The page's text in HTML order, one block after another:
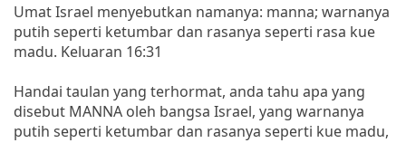
Umat Israel menyebutkan namanya: manna; warnanya
putih seperti ketumbar dan rasanya seperti rasa kue
madu. Keluaran 16:31
Handai taulan yang terhormat, anda tahu apa yang
disebut MANNA oleh bangsa Israel, yang warnanya
putih seperti ketumbar dan rasanya seperti kue madu,